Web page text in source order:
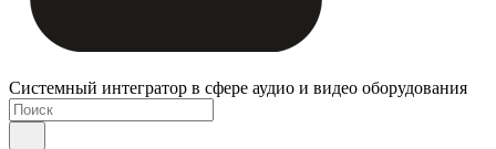
Системный интегратор в сфере аудио и видео оборудования